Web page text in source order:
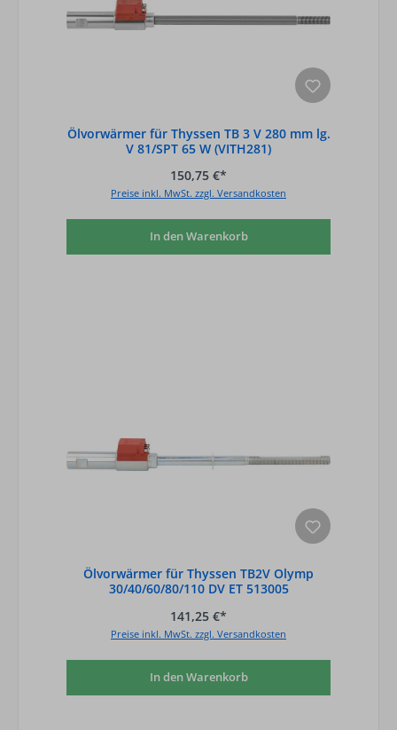
Ölvorwärmer für Thyssen TB 3 V 280 mm lg.
V 81/SPT 65 W (VITH281)
150,75 €*
Preise inkl. MwSt. zzgl. Versandkosten
In den Warenkorb
Ölvorwärmer für Thyssen TB2V Olymp
30/40/60/80/110 DV ET 513005
141,25 €*
Preise inkl. MwSt. zzgl. Versandkosten
In den Warenkorb